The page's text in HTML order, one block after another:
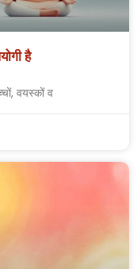
है
वयस्कों व